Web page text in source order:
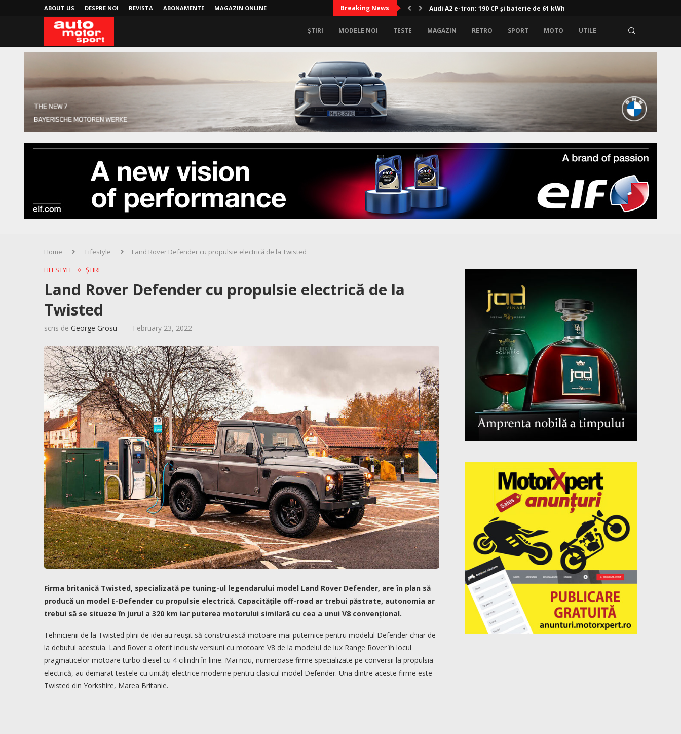
ABOUT US DESPRE NOI REVISTA ABONAMENTE MAGAZIN ONLINE Breaking News Audi A2 e-tron: 190 CP și baterie de 61 kWh
ȘTIRI MODELE NOI TESTE MAGAZIN RETRO SPORT MOTO UTILE
Home Lifestyle
Land Rover Defender cu propulsie electrică de la Twisted
LIFESTYLE
ȘTIRI
Land Rover Defender cu propulsie electrică de la
Twisted
scris de George Grosu February 23, 2022
Firma britanică Twisted, specializată pe tuning-ul legendarului model Land Rover Defender, are în plan să
producă un model E-Defender cu propulsie electrică. Capacitățile off-road ar trebui păstrate, autonomia ar
trebui să se situeze în jurul a 320 km iar puterea motorului similară cu cea a unui V8 convențional.
Tehnicienii de la Twisted plini de idei au reușit să construiască motoare mai puternice pentru modelul Defender chiar de
la debutul acestuia. Land Rover a oferit inclusiv versiuni cu motoare V8 de la modelul de lux Range Rover în locul
pragmaticelor motoare turbo diesel cu 4 cilindri în linie. Mai nou, numeroase firme specializate pe conversii la propulsia
electrică, au demarat testele cu unități electrice moderne pentru clasicul model Defender. Una dintre aceste firme este
Twisted din Yorkshire, Marea Britanie.